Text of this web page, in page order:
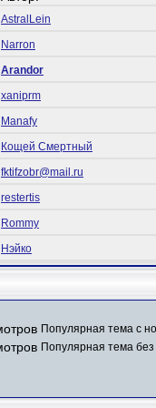
AstralLein
Narron
Arandor
xaniprm
Manafy
Кощей Смертный
fktifzobr@mail.ru
restertis
Rommy
Нэйко
Популярная тема с
Популярная тема